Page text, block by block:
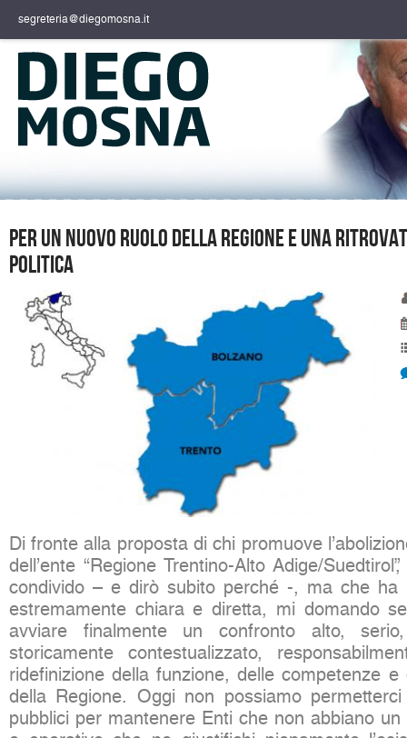
segreteria@diegomosna.it
Per un nuovo ruolo della Regione e una
politica
Di fronte alla proposta di chi promuove
dell’ente “Regione Trentino-Alto Adige/
condivido – e dirò subito perché -, ma che ha
estremamente chiara e diretta, mi domando
avviare finalmente un confronto alto,
storicamente contestualizzato,
ridefinizione della funzione, delle competenze e
della Regione. Oggi non possiamo
pubblici per mantenere Enti che non abbiano